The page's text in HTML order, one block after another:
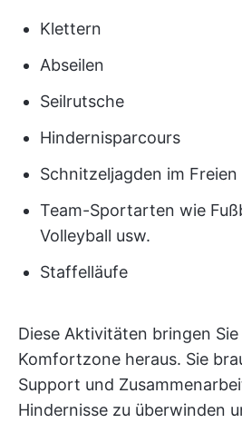
Klettern
Abseilen
Seilrutsche
Hindernisparcours
Schnitzeljagden im Freien
Team-Sportarten wie
Volleyball usw.
Staffelläufe
Diese Aktivitäten bringen
Komfortzone heraus. Sie
Support und
Hindernisse zu überwinden